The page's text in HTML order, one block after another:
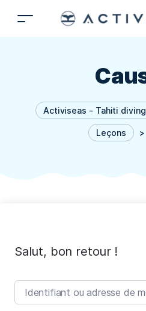
Activiseas - Tahiti
Leçons >
Salut, bon retour !